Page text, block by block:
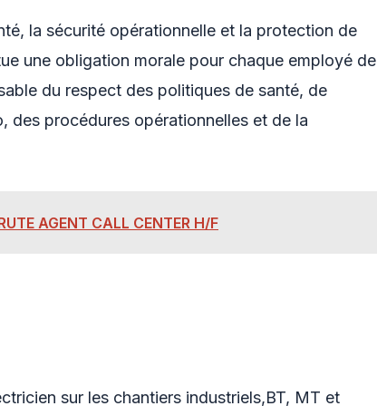
la sécurité opérationnelle et la protection de
une obligation morale pour chaque employé de
du respect des politiques de santé, de
des procédures opérationnelles et de la
AGENT CALL CENTER H/F
sur les chantiers industriels,BT, MT et